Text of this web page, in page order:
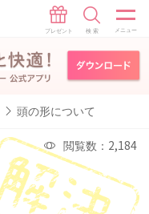
頭の形について
閲覧数：2,184